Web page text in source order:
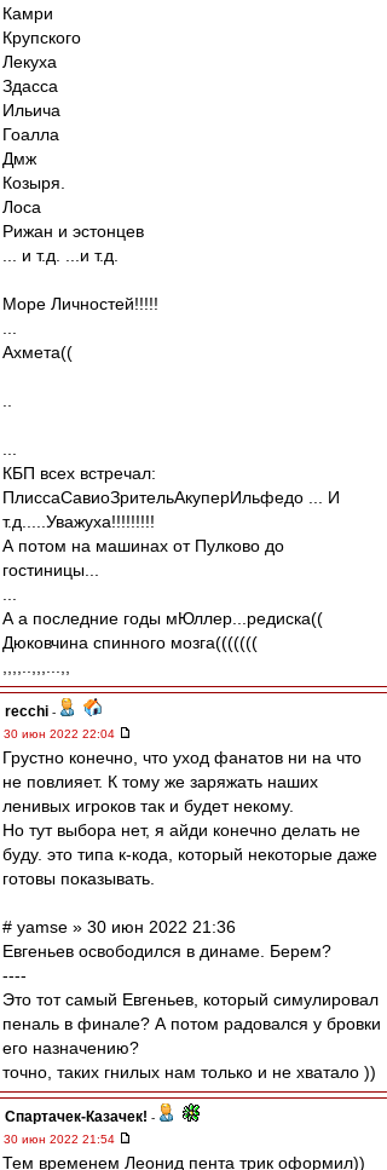
Камри
Крупского
Лекуха
Здасса
Ильича
Гоалла
Дмж
Козыря.
Лоса
Рижан и эстонцев
... и т.д. ...и т.д.
Море Личностей!!!!!
Ахмета((
КБП всех встречал:
ПлиссаСавиоЗрительАкуперИльфедо ... И
т.д.....Уважуха!!!!!!!!!
А потом на машинах от Пулково до
гостиницы...
А а последние годы мЮллер...редиска((
Дюковчина спинного мозга(((((((
recchi -
30 июн 2022 22:04
Грустно конечно, что уход фанатов ни на что
не повлияет. К тому же заряжать наших
ленивых игроков так и будет некому.
Но тут выбора нет, я айди конечно делать не
буду. это типа к-кода, который некоторые даже
готовы показывать.
# yamse » 30 июн 2022 21:36
Евгеньев освободился в динаме. Берем?
----
Это тот самый Евгеньев, который симулировал
пеналь в финале? А потом радовался у бровки
его назначению?
точно, таких гнилых нам только и не хватало ))
Спартачек-Казачек! -
30 июн 2022 21:54
Тем временем Леонид пента трик оформил))